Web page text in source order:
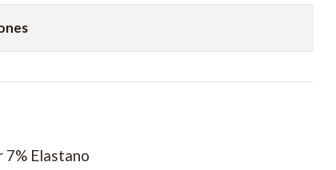
7% Elastano